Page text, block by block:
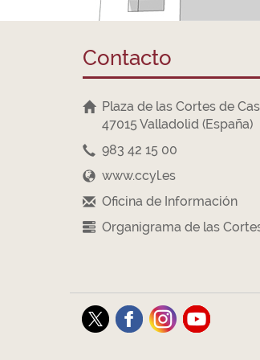
Contacto
Plaza de las Cortes de
47015 Valladolid (España)
983 42 15 00
www.ccyl.es
Oficina de Información
Organigrama de las